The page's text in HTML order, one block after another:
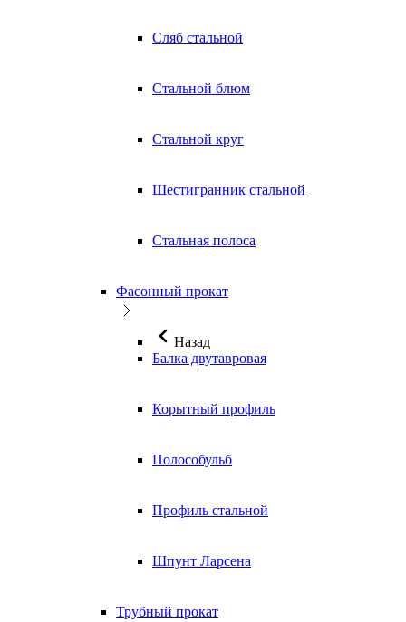
Сляб стальной
Стальной блюм
Стальной круг
Шестигранник стальной
Стальная полоса
Фасонный прокат
Назад
Балка двутавровая
Корытный профиль
Полособульб
Профиль стальной
Шпунт Ларсена
Трубный прокат